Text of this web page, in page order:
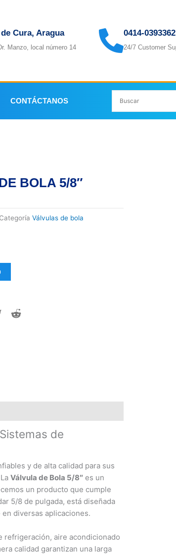
Cura, Aragua
Manzo, local número 14
0414-0393362
24/7 Customer
CONTÁCTANOS
BOLA 5/8″
Categoría Válvulas de bola
de
y de alta calidad para sus
Válvula de Bola 5/8″ es un
un producto que cumple
5/8 de pulgada, está diseñada
diversas aplicaciones.
refrigeración, aire acondicionado
calidad garantizan una larga